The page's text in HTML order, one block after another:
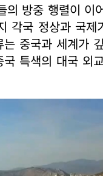
의 방중 행렬이 이
각국 정상과 국제
중국과 세계가
특색의 대국 외